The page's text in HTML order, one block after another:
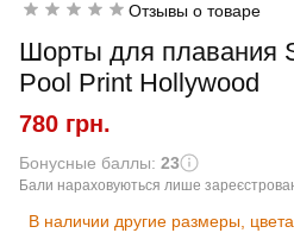
Отзывы о товаре
Шорты для плавания
Pool Print Hollywood
780 грн.
Бонусные баллы: 23
Бали нараховуються лише
В наличии другие размеры, цвета